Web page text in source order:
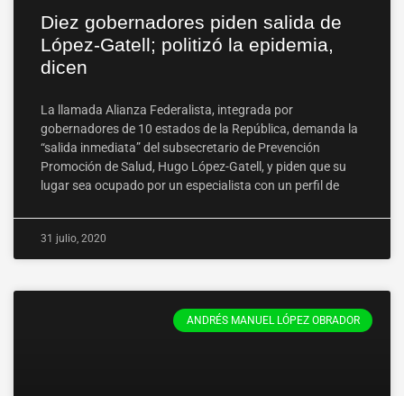
Diez gobernadores piden salida de
López-Gatell; politizó la epidemia,
dicen
La llamada Alianza Federalista, integrada por
gobernadores de 10 estados de la República, demanda la
“salida inmediata” del subsecretario de Prevención
Promoción de Salud, Hugo López-Gatell, y piden que su
lugar sea ocupado por un especialista con un perfil de
31 julio, 2020
ANDRÉS MANUEL LÓPEZ OBRADOR